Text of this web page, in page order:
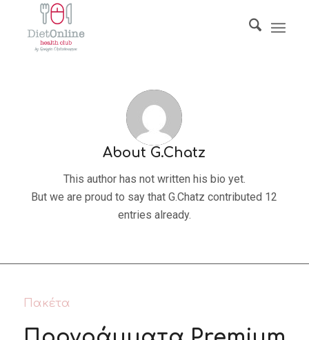
About G.Chatz
This author has not written his bio yet.
But we are proud to say thatG.Chatz contributed 12
entries already.
Πακέτα